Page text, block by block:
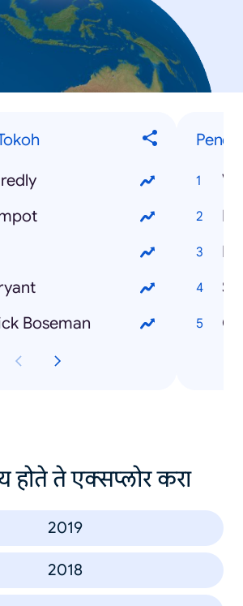
Boseman
होते ते एक्सप्लोर करा
2019
2018